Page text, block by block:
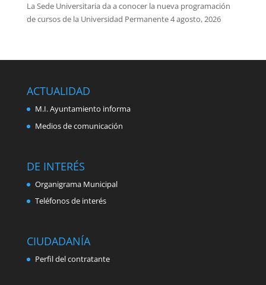
La Sede Universitaria da a conocer la nueva programación
de cursos de la Universidad Permanente4 agosto, 2026
ACTUALIDAD
M.I. Ayuntamiento informa
Medios de comunicación
DE INTERÉS
Organigrama Municipal
Teléfonos de interés
CIUDADANÍA
Perfil del contratante